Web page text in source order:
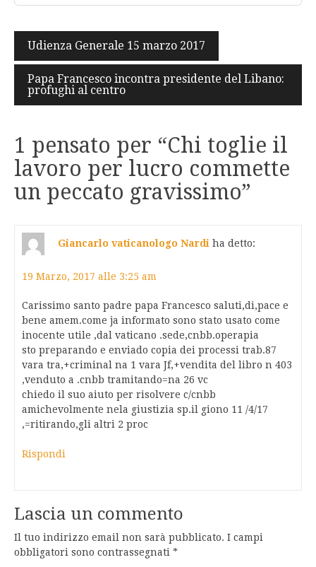
Navigazione
articoli
Udienza Generale 15 marzo 2017
Papa Francesco incontra presidente del Libano:
profughi al centro
1 pensato per “Chi toglie il
lavoro per lucro commette
un peccato gravissimo”
Giancarlo vaticanologo Nardi ha detto:
19 Marzo, 2017 alle 3:25 am
Carissimo santo padre papa Francesco saluti,di,pace e
bene amem.come ja informato sono stato usato come
inocente utile ,dal vaticano .sede,cnbb.operapia
sto preparando e enviado copia dei processi trab.87
vara tra,+criminal na 1 vara Jf,+vendita del libro n 403
,venduto a .cnbb tramitando=na 26 vc
chiedo il suo aiuto per risolvere c/cnbb
amichevolmente nela giustizia sp.il giono 11 /4/17
,=ritirando,gli altri 2 proc
Rispondi
Lascia un commento
Il tuo indirizzo email non sarà pubblicato. I campi
obbligatori sono contrassegnati *